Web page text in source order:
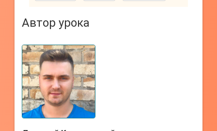
Автор урока